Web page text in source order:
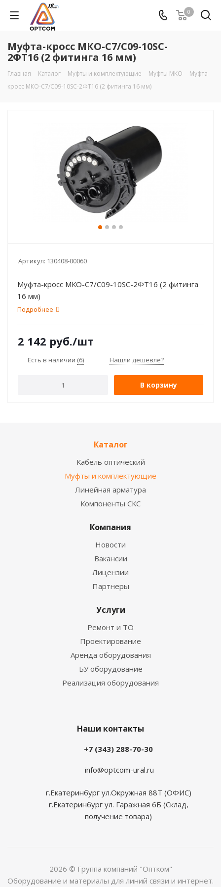
0
Муфта-кросс МКО-С7/С09-10SC-
2ФТ16 (2 фитинга 16 мм)
Главная - Каталог - Муфты и комплектующие - Муфты МКО - Муфта-
кросс МКО-С7/С09-10SC-2ФТ16 (2 фитинга 16 мм)
Артикул: 130408-00060
Муфта-кросс МКО-С7/С09-10SC-2ФТ16 (2 фитинга
16 мм)
Подробнее
2 142 руб./шт
Есть в наличии (6) Нашли дешевле?
В корзину
Каталог
Кабель оптический
Муфты и комплектующие
Линейная арматура
Компоненты СКС
Компания
Новости
Вакансии
Лицензии
Партнеры
Услуги
Ремонт и ТО
Проектирование
Аренда оборудования
БУ оборудование
Реализация оборудования
Наши контакты
+7 (343) 288-70-30
info@optcom-ural.ru
г.Екатеринбург ул.Окружная 88Т (ОФИС)
г.Екатеринбург ул. Гаражная 6Б (Склад,
получение товара)
2026 © Группа компаний "Оптком"
Оборудование и материалы для линий связи и интернет.